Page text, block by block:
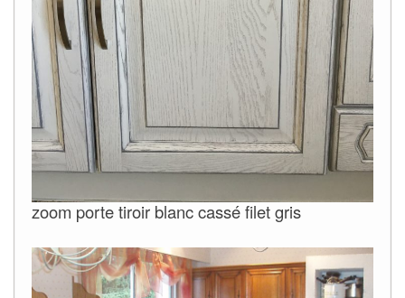
zoom porte tiroir blanc cassé filet gris